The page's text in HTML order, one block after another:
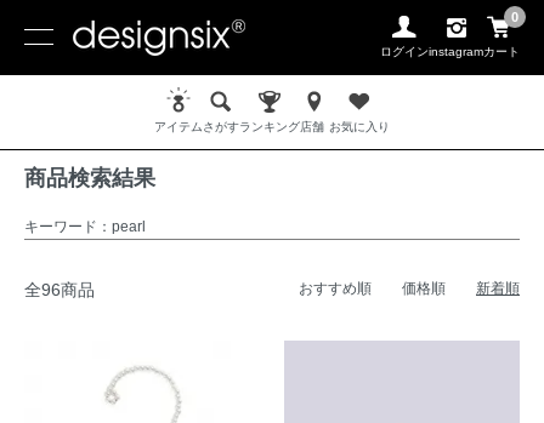
ログインinstagram
0
カート
アイテムさがすランキング店舗 お気に入り
商品検索結果
キーワード：pearl
全96商品 おすすめ順 価格順 新着順